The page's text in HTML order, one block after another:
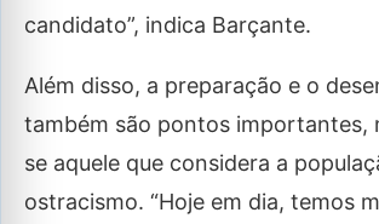
candidato”, indica Barçante.
Além disso, a preparação e o
também são pontos importantes,
se aquele que considera a
ostracismo. “Hoje em dia, temos